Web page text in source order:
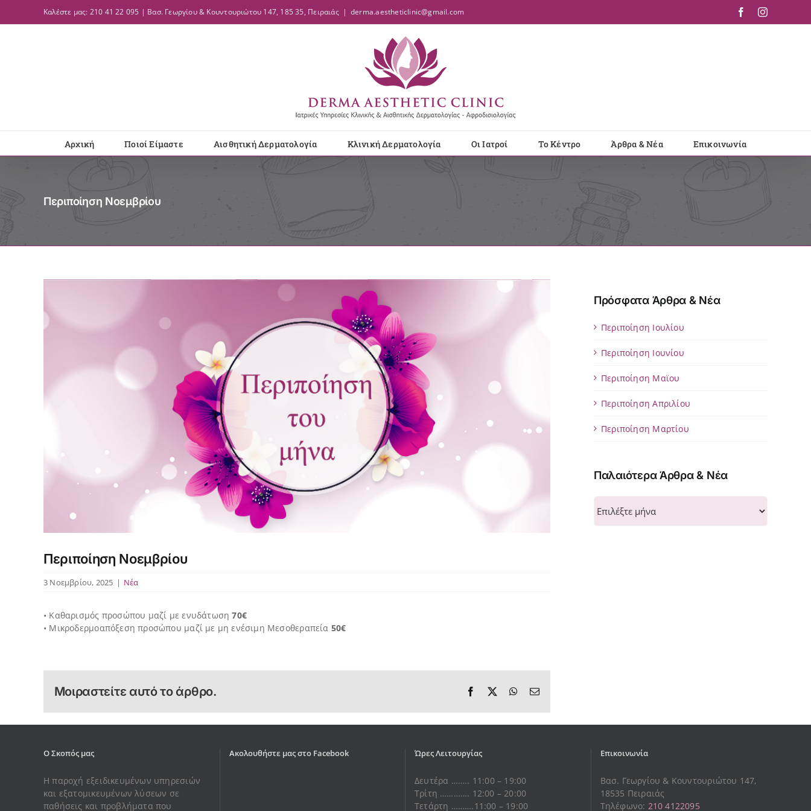
Καλέστε μας: 210 41 22 095 | Βασ. Γεωργίου & Κουντουριώτου 147, 185 35, Πειραιάς | derma.aestheticlinic@gmail.com FacebookInstagram
Αρχική Ποιοί Είμαστε Αισθητική Δερματολογία Κλινική Δερματολογία Οι Ιατροί Το Κέντρο Άρθρα & Νέα Επικοινωνία
Περιποίηση Νοεμβρίου
Περιποίηση Νοεμβρίου
3 Νοεμβρίου, 2025 | Νέα
• Καθαρισμός προσώπου μαζί με ενυδάτωση70€
• Μικροδερμοαπόξεση προσώπου μαζί με μη ενέσιμη Μεσοθεραπεία 50€
Μοιραστείτε αυτό το άρθρο. Facebook WhatsApp
Email
Πρόσφατα Άρθρα & Νέα
Περιποίηση Ιουλίου
Περιποίηση Ιουνίου
Περιποίηση Μαϊου
Περιποίηση Απριλίου
Περιποίηση Μαρτίου
Παλαιότερα Άρθρα & Νέα
Άρθρα
&
Ο Σκοπός μας
Η παροχή εξειδικευμένων υπηρεσιών
και εξατομικευμένων λύσεων σε
παθήσεις και προβλήματα που
Ακολουθήστε μας στο Facebook Ώρες Λειτουργίας
Δευτέρα …….. 11:00 – 19:00
Τρίτη …………. 12:00 – 20:00
Τετάρτη ……….11:00 – 19:00
Επικοινωνία
Βασ. Γεωργίου & Κουντουριώτου 147,
18535 Πειραιάς
Τηλέφωνο: 210 4122095